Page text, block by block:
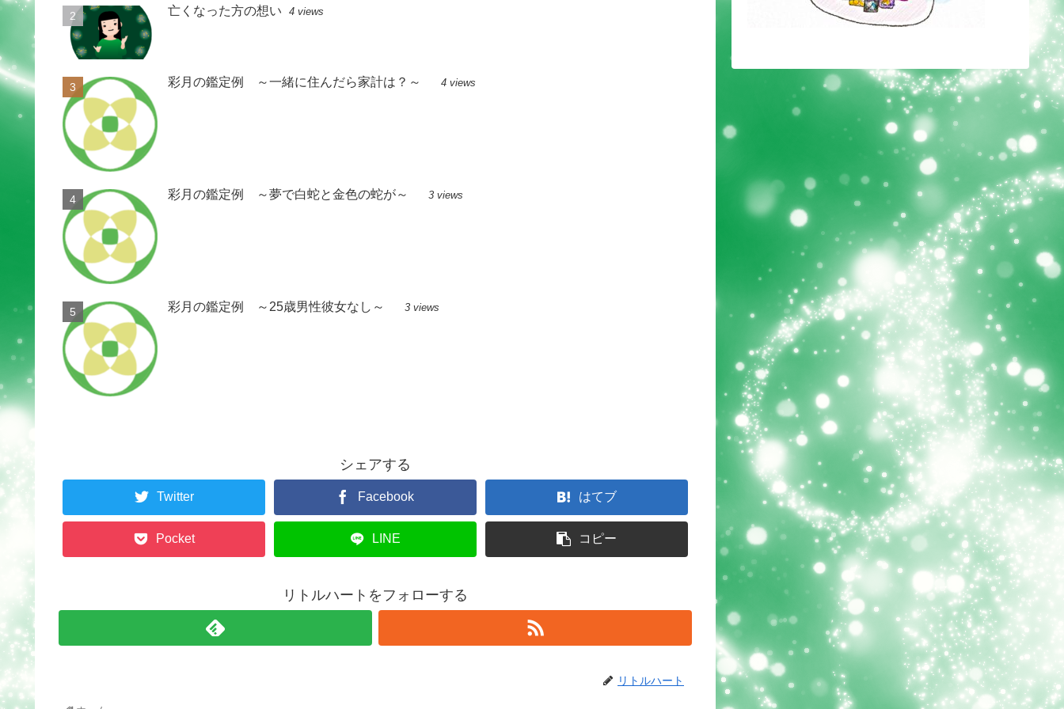
亡くなった方の想い 4 views
彩月の鑑定例 ～一緒に住んだら家計は？～ 4 views
彩月の鑑定例 ～夢で白蛇と金色の蛇が～ 3 views
彩月の鑑定例 ～25歳男性彼女なし～ 3 views
シェアする
Twitter Facebook はてブ
Pocket LINE コピー
リトルハートをフォローする
リトルハート